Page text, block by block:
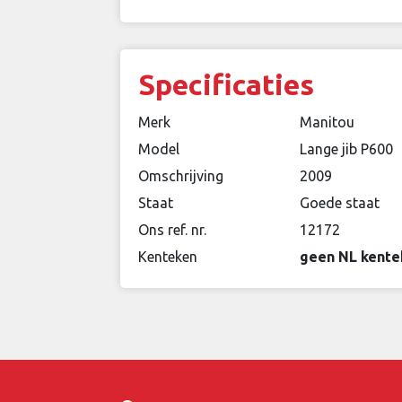
Specificaties
Merk
Manitou
Model
Lange jib P600
Omschrijving
2009
Staat
Goede staat
Ons ref. nr.
12172
Kenteken
geen NL